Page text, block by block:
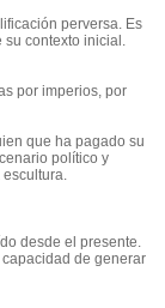
perversa. Es
su contexto inicial.
por imperios, por
que ha pagado su
político y
desde el presente.
de generar